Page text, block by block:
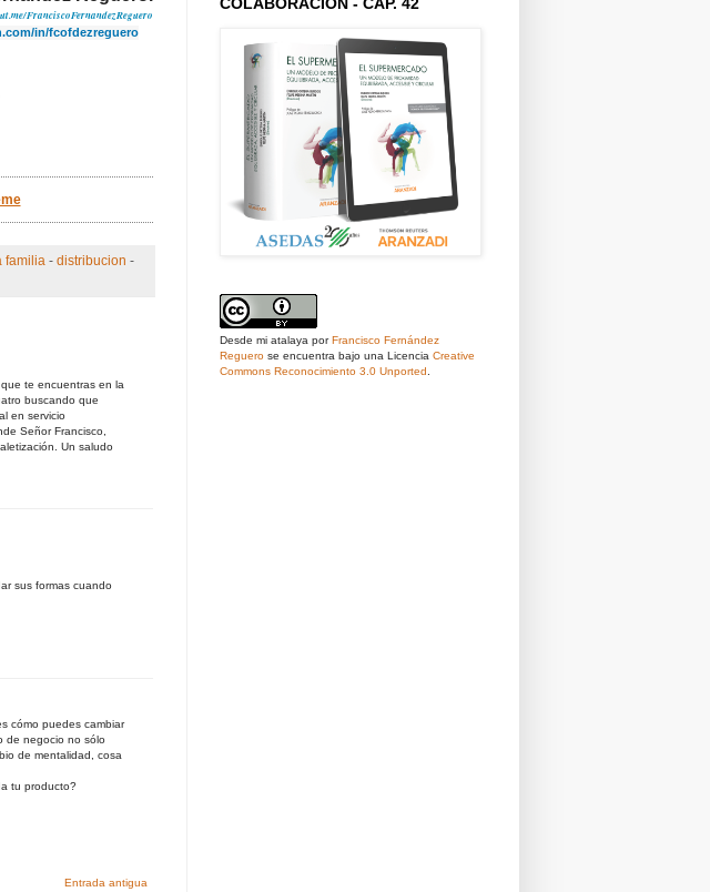
FranciscoFernandezReguero
in/fcofdezreguero
familia - distribucion -
te encuentras en la
buscando que
en servicio
Señor Francisco,
Un saludo
sus formas cuando
cómo puedes cambiar
de negocio no sólo
de mentalidad, cosa
tu producto?
Entrada antigua
Desde mi atalaya porFrancisco Fernández
Reguero se encuentra bajo una Licencia Creative
Commons Reconocimiento 3.0 Unported